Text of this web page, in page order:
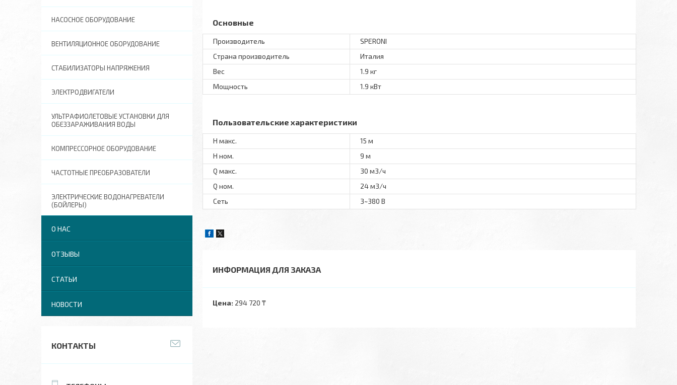
Основные
Производитель
SPERONI
Страна производитель
Италия
Вес
1.9 кг
Мощность
1.9 кВт
Пользовательские характеристики
H макс.
15 м
H ном.
9 м
Q макс.
30 м3/ч
Q ном.
24 м3/ч
Сеть
3~380 В
ИНФОРМАЦИЯ ДЛЯ ЗАКАЗА
Цена: 294 720 ₸
НАСОСНОЕ ОБОРУДОВАНИЕ
ВЕНТИЛЯЦИОННОЕ ОБОРУДОВАНИЕ
СТАБИЛИЗАТОРЫ НАПРЯЖЕНИЯ
ЭЛЕКТРОДВИГАТЕЛИ
УЛЬТРАФИОЛЕТОВЫЕ УСТАНОВКИ ДЛЯ
ОБЕЗЗАРАЖИВАНИЯ ВОДЫ
КОМПРЕССОРНОЕ ОБОРУДОВАНИЕ
ЧАСТОТНЫЕ ПРЕОБРАЗОВАТЕЛИ
ЭЛЕКТРИЧЕСКИЕ ВОДОНАГРЕВАТЕЛИ
(БОЙЛЕРЫ)
О НАС
ОТЗЫВЫ
СТАТЬИ
НОВОСТИ
КОНТАКТЫ